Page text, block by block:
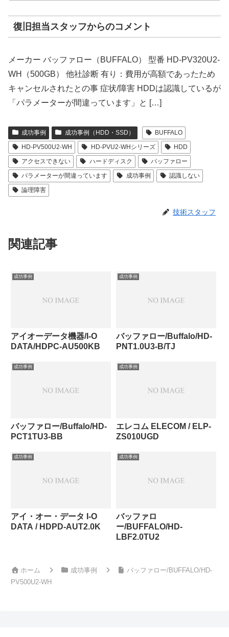
復旧担当スタッフからのコメント
メーカー バッファロー（BUFFALO） 型番 HD-PV320U2-
WH（500GB） 他社診断 有り：費用が高額であったため
キャンセルされたとの事 症状/障害 HDDは認識しているが
「パラメーターが間違っています」と […]
成功事例 成功事例（HDD・SSD）
BUFFALO
HD-PV500U2-WH
HD-PVU2-WHシリーズ
HDD
アクセスできない
ハードディスク
バッファロー
パラメーターが間違っています
成功事例
認識しない
論理障害
技術スタッフ
関連記事
成功事例
アイオーデータ機器/I-O
DATA/HDPC-AU500KB
成功事例
バッファロー/Buffalo/HD-
PNT1.0U3-B/TJ
成功事例
バッファロー/Buffalo/HD-
PCT1TU3-BB
成功事例
エレコム ELECOM / ELP-
ZS010UGD
成功事例
アイ・オー・データ I-O
DATA / HDPD-AUT2.0K
成功事例
バッファロ
ー/BUFFALO/HD-
LBF2.0TU2
ホーム 成功事例
バッファロー/BUFFALO/HD-
PV500U2-WH